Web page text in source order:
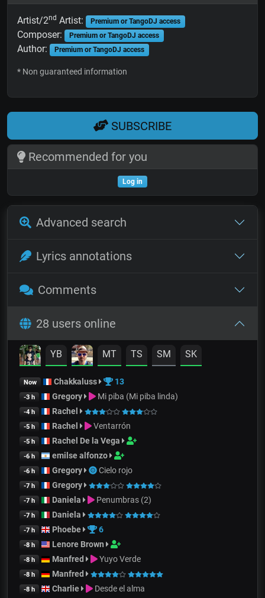
Artist/2nd Artist: Premium or TangoDJ access
Composer: Premium or TangoDJ access
Author: Premium or TangoDJ access
* Non guaranteed information
SUBSCRIBE
Recommended for you
Log in
Advanced search
Lyrics annotations
Comments
28 users online
YB MT TS SM SK
Now Chakkaluss 13
-3 h Gregory Mi piba (Mi piba linda)
-4 h Rachel
-5 h Rachel Ventarrón
-5 h Rachel De la Vega
-6 h emilse alfonzo
-6 h Gregory Cielo rojo
-7 h Gregory
-7 h Daniela Penumbras (2)
-7 h Daniela
-7 h Phoebe 6
-8 h Lenore Brown
-8 h Manfred Yuyo Verde
-8 h Manfred
-8 h Charlie Desde el alma